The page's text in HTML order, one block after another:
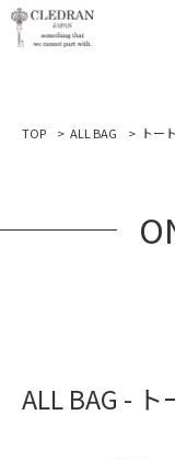
TOP ALL BAG トー
ALL BAG -